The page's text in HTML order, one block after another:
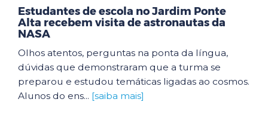
Estudantes de escola no Jardim Ponte
Alta recebem visita de astronautas da
NASA
Olhos atentos, perguntas na ponta da língua,
dúvidas que demonstraram que a turma se
preparou e estudou temáticas ligadas ao cosmos.
Alunos do ens... [saiba mais]